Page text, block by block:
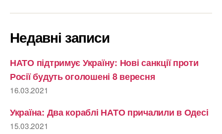
Недавні записи
НАТО підтримує Україну: Нові санкції проти
Росії будуть оголошені 8 вересня
16.03.2021
Україна: Два кораблі НАТО причалили в Одесі
15.03.2021